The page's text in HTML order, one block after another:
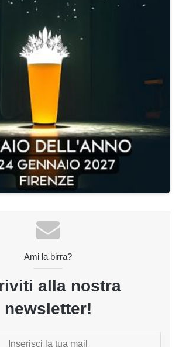
Ami la birra?
alla nostra
newsletter!